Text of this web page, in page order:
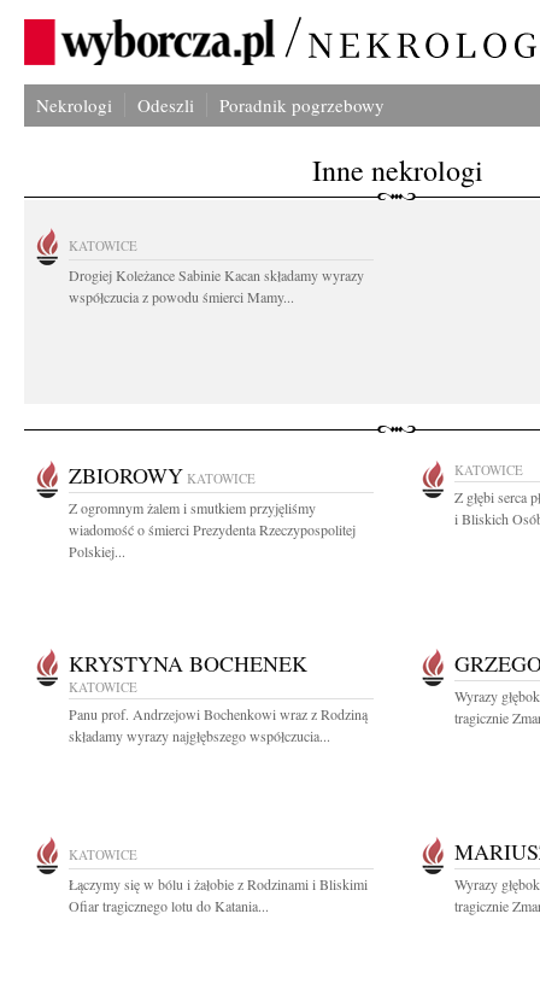
Nekrologi Odeszli Poradnik pogrzebowy
Inne nekrologi
KATOWICE
Drogiej Koleżance Sabinie Kacan składamy wyrazy
współczucia z powodu śmierci Mamy...
ZBIOROWY KATOWICE
Z ogromnym żalem i smutkiem przyjęliśmy
wiadomość o śmierci Prezydenta Rzeczypospolitej
Polskiej...
KATOWICE
Z głębi serca
i Bliskich
KRYSTYNA BOCHENEK
KATOWICE
Panu prof. Andrzejowi Bochenkowi wraz z Rodziną
składamy wyrazy najgłębszego współczucia...
Wyrazy
tragicznie
KATOWICE
Łączymy się w bólu i żałobie z Rodzinami i Bliskimi
Ofiar tragicznego lotu do Katania...
Wyrazy
tragicznie